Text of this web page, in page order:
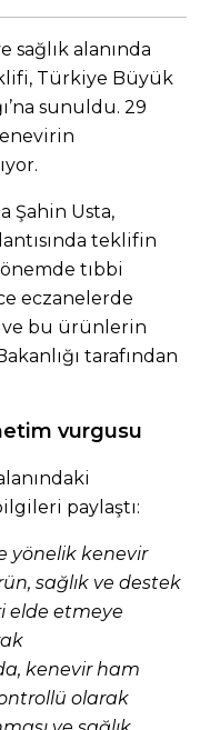
sağlık alanında
Türkiye Büyük
sunuldu. 29
Şahin Usta,
teklifin
tıbbi
eczanelerde
ve bu ürünlerin
tarafından
vurgusu
paylaştı:
yönelik kenevir
sağlık ve destek
elde etmeye
kenevir ham
olarak